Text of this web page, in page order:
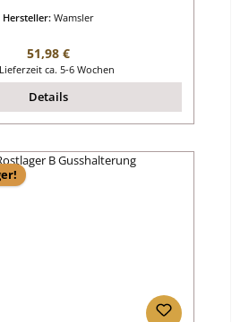
Hersteller: Wamsler
Regulärer Preis:
51,98 €
Lieferzeit ca. 5-6 Wochen
Details